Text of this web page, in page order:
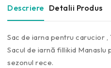
Descriere Detalii Produs
Sac de iarna pentru carucior ,
Sacul de iarnă fillikid
sezonul rece.